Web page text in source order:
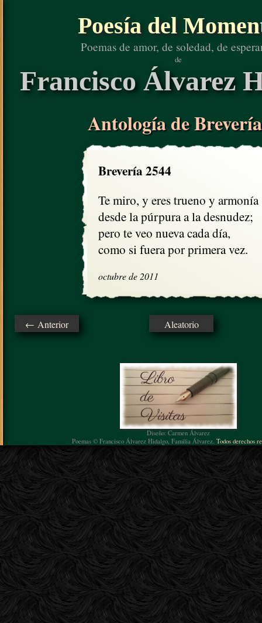
Poesía del
Poemas de amor, de soledad, de
de
Francisco Álvarez
Antología de
Brevería 2544
Te miro, y eres trueno y armonía
desde la púrpura a la desnudez;
pero te veo nueva cada día,
como si fuera por primera vez.
octubre de 2011
← Anterior Aleatorio
Diseño: Carmen Álvarez
Poemas © Francisco Álvarez Hidalgo, Familia Álvarez. Todos derechos